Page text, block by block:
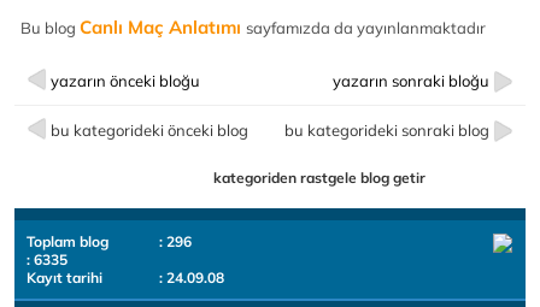
Bu blog Canlı Maç Anlatımı sayfamızda da yayınlanmaktadır
yazarın önceki bloğu yazarın sonraki bloğu
bu kategorideki önceki blog bu kategorideki sonraki blog
kategoriden rastgele blog getir
Toplam blog
: 296
: 6335
Kayıt tarihi
: 24.09.08